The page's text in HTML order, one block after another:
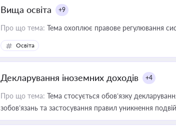
Вища освіта +9
Про що тема: Тема охоплює правове регулювання
Освіта
Декларування іноземних доходів +4
Про що тема: Тема стосується обов’язку
зобов’язань та застосування правил уникнення